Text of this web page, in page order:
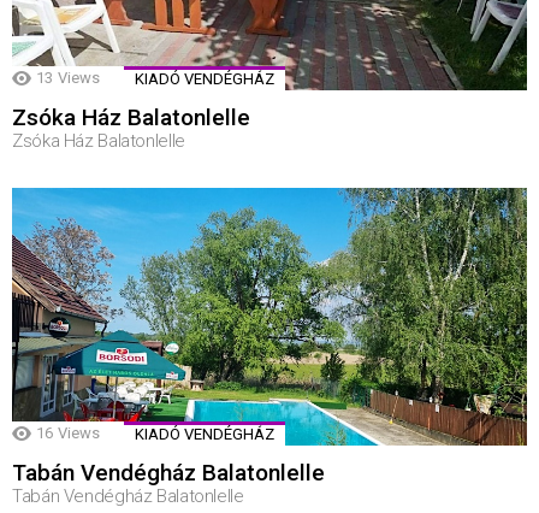
13 Views KIADÓ VENDÉGHÁZ
Zsóka Ház Balatonlelle
Zsóka Ház Balatonlelle
16 Views KIADÓ VENDÉGHÁZ
Tabán Vendégház Balatonlelle
Tabán Vendégház Balatonlelle